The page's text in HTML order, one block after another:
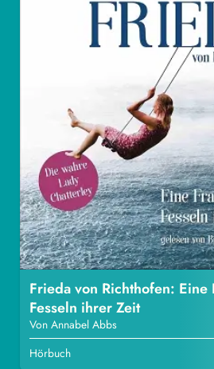
Frieda von Richthofen:
Fesseln ihrer Zeit
Von Annabel Abbs
Hörbuch